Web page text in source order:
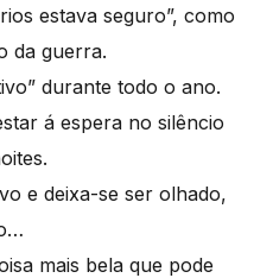
estava seguro”, como
da guerra.
durante todo o ano.
á espera no silêncio
e deixa-se ser olhado,
mais bela que pode